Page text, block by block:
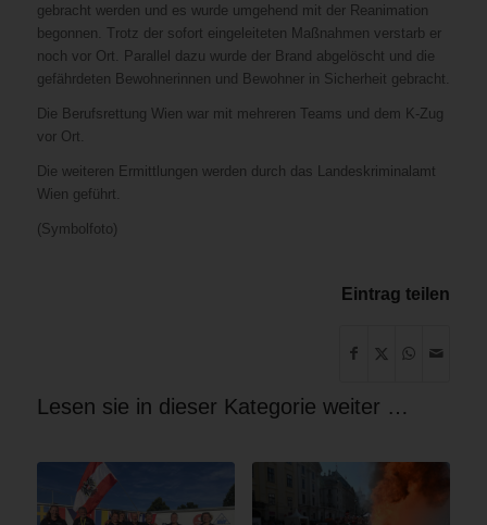
gebracht werden und es wurde umgehend mit der Reanimation
begonnen. Trotz der sofort eingeleiteten Maßnahmen verstarb er
noch vor Ort. Parallel dazu wurde der Brand abgelöscht und die
gefährdeten Bewohnerinnen und Bewohner in Sicherheit gebracht.
Die Berufsrettung Wien war mit mehreren Teams und dem K-Zug
vor Ort.
Die weiteren Ermittlungen werden durch das Landeskriminalamt
Wien geführt.
(Symbolfoto)
Eintrag teilen
Lesen sie in dieser Kategorie weiter …